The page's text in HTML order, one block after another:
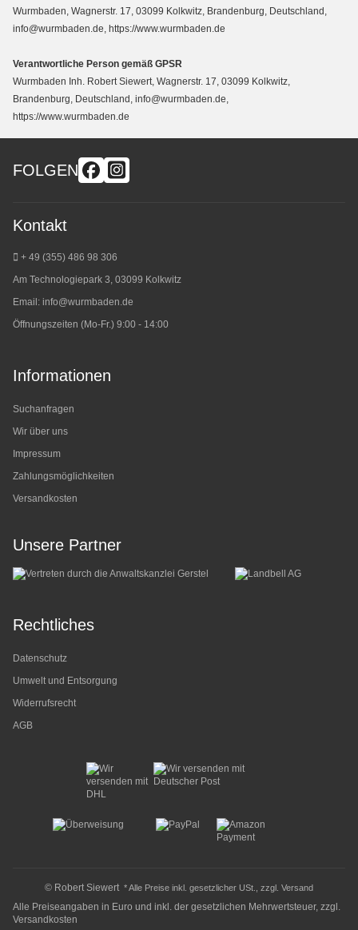
Wurmbaden, Wagnerstr. 17, 03099 Kolkwitz, Brandenburg, Deutschland,
info@wurmbaden.de, https://www.wurmbaden.de
Verantwortliche Person gemäß GPSR
Wurmbaden Inh. Robert Siewert, Wagnerstr. 17, 03099 Kolkwitz,
Brandenburg, Deutschland, info@wurmbaden.de,
https://www.wurmbaden.de
FOLGEN
Kontakt
+ 49 (355) 486 98 306
Am Technologiepark 3, 03099 Kolkwitz
Email: info@wurmbaden.de
Öffnungszeiten (Mo-Fr.) 9:00 - 14:00
Informationen
Suchanfragen
Wir über uns
Impressum
Zahlungsmöglichkeiten
Versandkosten
Unsere Partner
Rechtliches
Datenschutz
Umwelt und Entsorgung
Widerrufsrecht
AGB
© Robert Siewert* Alle Preise inkl. gesetzlicher USt., zzgl. Versand
Alle Preiseangaben in Euro und inkl. der gesetzlichen Mehrwertsteuer, zzgl.
Versandkosten